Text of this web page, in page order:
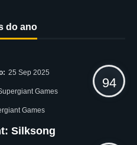
do ano
25 Sep 2025
Games
Games
94
Silksong